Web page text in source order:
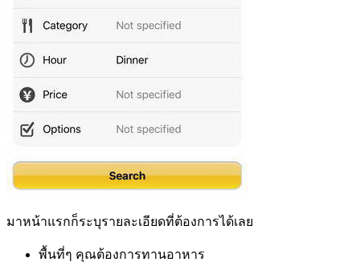
มาหน้าแรกก็ระบุรายละเอียดที่ต้องการได้เลย
พื้นที่ๆ คุณต้องการทานอาหาร